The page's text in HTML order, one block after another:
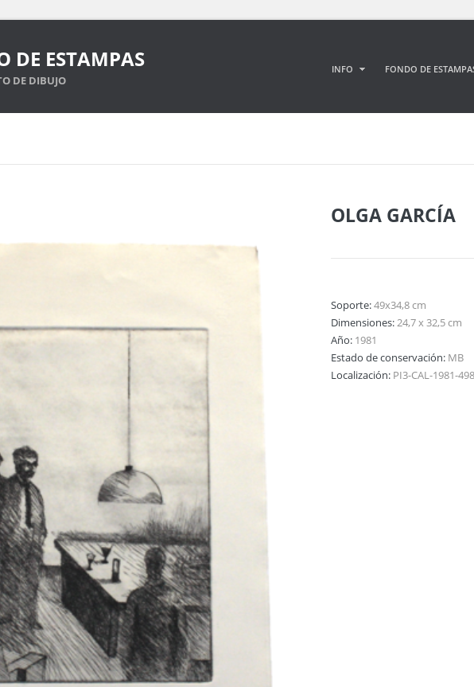
DE ESTAMPAS
DE DIBUJO
INFO FONDO DE
OLGA GARCÍA
Soporte:49x34,8 cm
Dimensiones:24,7 x 32,5 cm
Año: 1981
Estado de conservación: MB
Localización: PI3-CAL-1981-498